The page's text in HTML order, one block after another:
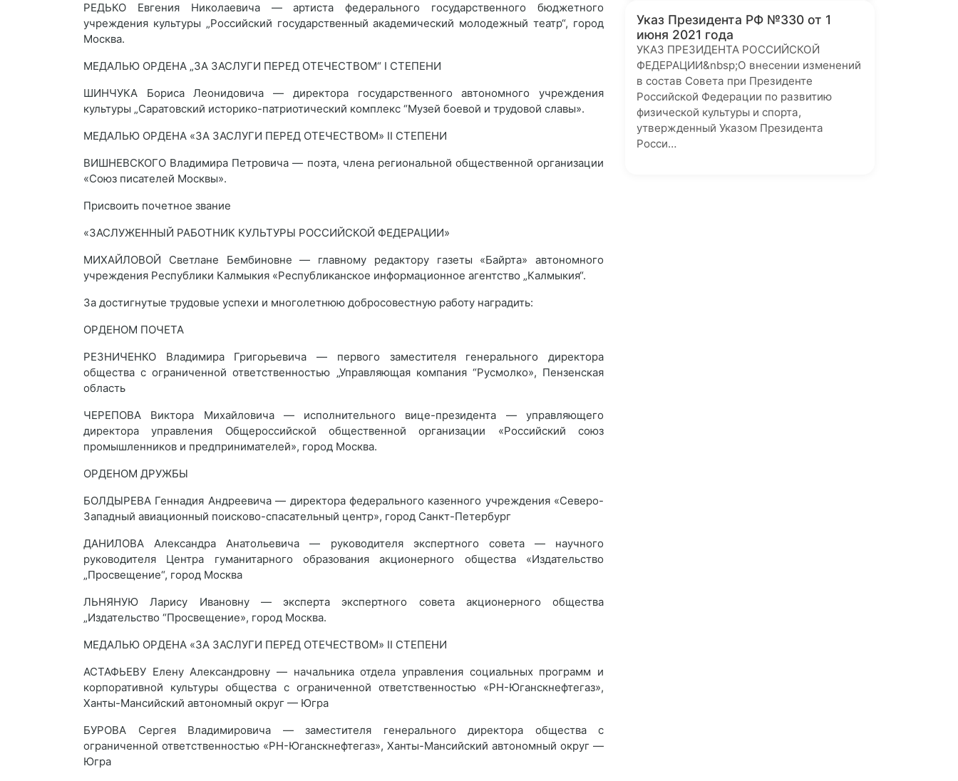
РЕДЬКО Евгения Николаевича — артиста федерального государственного бюджетного
учреждения культуры „Российский государственный академический молодежный театр“, город
Москва.
МЕДАЛЬЮ ОРДЕНА „ЗА ЗАСЛУГИ ПЕРЕД ОТЕЧЕСТВОМ“ I СТЕПЕНИ
ШИНЧУКА Бориса Леонидовича — директора государственного автономного учреждения
культуры „Саратовский историко-патриотический комплекс “Музей боевой и трудовой славы».
МЕДАЛЬЮ ОРДЕНА «ЗА ЗАСЛУГИ ПЕРЕД ОТЕЧЕСТВОМ» II СТЕПЕНИ
ВИШНЕВСКОГО Владимира Петровича — поэта, члена региональной общественной организации
«Союз писателей Москвы».
Присвоить почетное звание
«ЗАСЛУЖЕННЫЙ РАБОТНИК КУЛЬТУРЫ РОССИЙСКОЙ ФЕДЕРАЦИИ»
МИХАЙЛОВОЙ Светлане Бембиновне — главному редактору газеты «Байрта» автономного
учреждения Республики Калмыкия «Республиканское информационное агентство „Калмыкия“.
За достигнутые трудовые успехи и многолетнюю добросовестную работу наградить:
ОРДЕНОМ ПОЧЕТА
РЕЗНИЧЕНКО Владимира Григорьевича — первого заместителя генерального директора
общества с ограниченной ответственностью „Управляющая компания “Русмолко», Пензенская
область
ЧЕРЕПОВА Виктора Михайловича — исполнительного вице-президента — управляющего
директора управления Общероссийской общественной организации «Российский союз
промышленников и предпринимателей», город Москва.
ОРДЕНОМ ДРУЖБЫ
БОЛДЫРЕВА Геннадия Андреевича — директора федерального казенного учреждения «Северо-
Западный авиационный поисково-спасательный центр», город Санкт-Петербург
ДАНИЛОВА Александра Анатольевича — руководителя экспертного совета — научного
руководителя Центра гуманитарного образования акционерного общества «Издательство
„Просвещение“, город Москва
ЛЬНЯНУЮ Ларису Ивановну — эксперта экспертного совета акционерного общества
„Издательство “Просвещение», город Москва.
МЕДАЛЬЮ ОРДЕНА «ЗА ЗАСЛУГИ ПЕРЕД ОТЕЧЕСТВОМ» II СТЕПЕНИ
АСТАФЬЕВУ Елену Александровну — начальника отдела управления социальных программ и
корпоративной культуры общества с ограниченной ответственностью «РН-Юганскнефтегаз»,
Ханты-Мансийский автономный округ — Югра
БУРОВА Сергея Владимировича — заместителя генерального директора общества с
ограниченной ответственностью «РН-Юганскнефтегаз», Ханты-Мансийский автономный округ —
Югра
Указ Президента РФ №330 от 1
июня 2021 года
УКАЗ ПРЕЗИДЕНТА РОССИЙСКОЙ
ФЕДЕРАЦИИ&nbsp;О внесении изменений
в состав Совета при Президенте
Российской Федерации по развитию
физической культуры и спорта,
утвержденный Указом Президента
Росси…